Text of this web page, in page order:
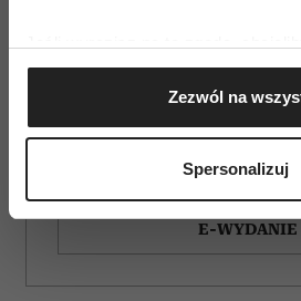
Gromadzić dane dotyczące
geograficznej z dokładnością
Identyfikować Twoje
(fingerprinting, czyli wirtualny
dane są przetwarzane oraz ustaw
zmienić lub wycofać swoją zgodę
Zezwól na
Spersonalizuj
WYDANIE
E-WYDANIE